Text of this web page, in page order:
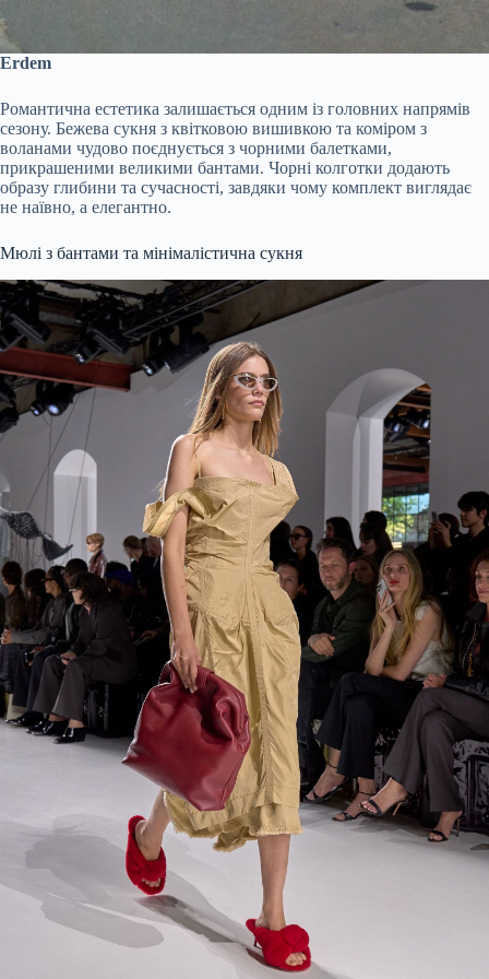
Erdem
Романтична естетика залишається одним із головних напрямів
сезону. Бежева сукня з квітковою вишивкою та коміром з
воланами чудово поєднується з чорними балетками,
прикрашеними великими бантами. Чорні колготки додають
образу глибини та сучасності, завдяки чому комплект виглядає
не наївно, а елегантно.
Мюлі з бантами та мінімалістична сукня